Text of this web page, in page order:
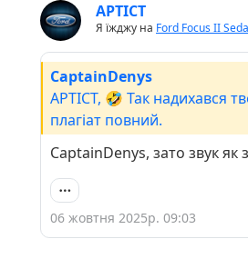
APTICT
Я їжджу на Ford Focus II
CaptainDenys
APTICT, 🤣 Так надихався
плагіат повний.
CaptainDenys, зато звук як
06 жовтня 2025р. 09:03